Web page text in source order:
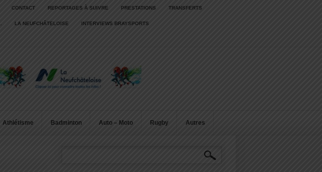
CONTACT REPORTAGES À SUIVRE PRESTATIONS TRANSFERTS
LA NEUFCHÂTELOISE INTERVIEWS BRAYSPORTS
Athlétisme Badminton Auto – Moto Rugby Autres